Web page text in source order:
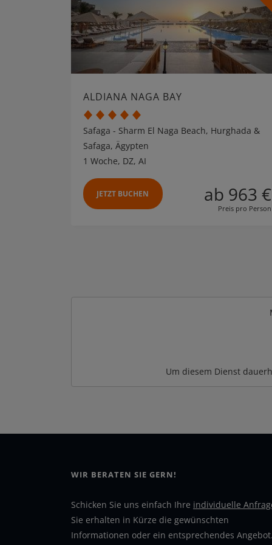
ALDIANA NAGA BAY
Safaga - Sharm El Naga Beach, Hurghada &
Safaga, Ägypten
1 Woche, DZ, AI
JETZT BUCHEN ab 963 €
Preis pro Person
Um diesem Dienst
WIR BERATEN SIE GERN!
Schicken Sie uns einfach Ihre individuelle
Sie erhalten in Kürze die gewünschten
Informationen oder ein entsprechendes